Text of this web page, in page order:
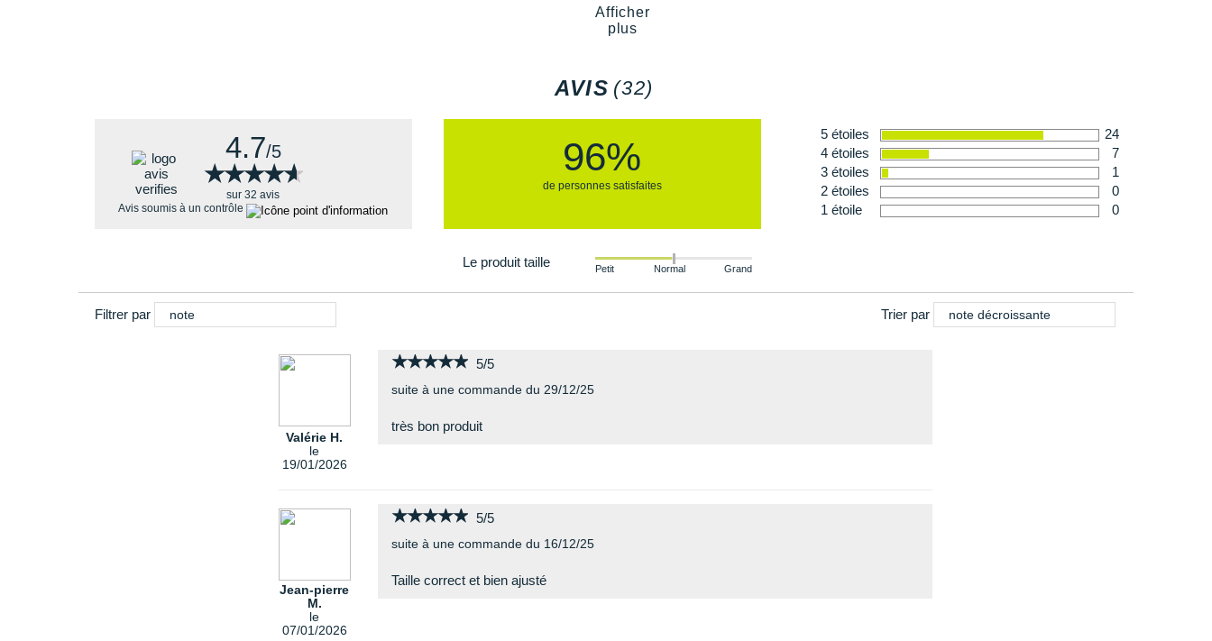
Afficher
plus
AVIS (32)
4.7/5
★★★★★
★★★★★
sur 32 avis
Avis soumis à un contrôle
96%
de personnes satisfaites
5 étoiles
24
4 étoiles
7
3 étoiles
1
2 étoiles
0
1 étoile
0
Le produit taille Petit Normal Grand
Filtrer par note Trier par note décroissante
Valérie H.
le
19/01/2026
★★★★★
★★★★★ 5/5
suite à une commande du 29/12/25
très bon produit
Jean-pierre
M.
le
07/01/2026
★★★★★
★★★★★ 5/5
suite à une commande du 16/12/25
Taille correct et bien ajusté